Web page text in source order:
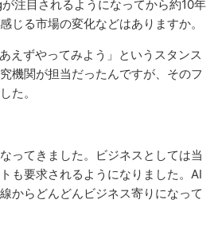
注目されるようになってから約10年
じる市場の変化などはありますか。
えずやってみよう」というスタンス
機関が担当だったんですが、そのフ
た。
ってきました。ビジネスとしては当
も要求されるようになりました。AI
からどんどんビジネス寄りになって